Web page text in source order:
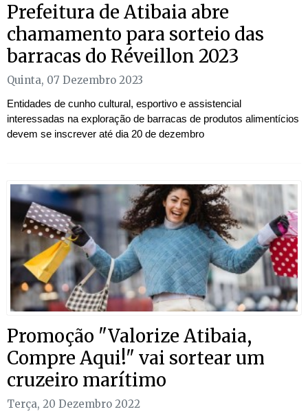
Prefeitura de Atibaia abre
chamamento para sorteio das
barracas do Réveillon 2023
Quinta, 07 Dezembro 2023
Entidades de cunho cultural, esportivo e assistencial
interessadas na exploração de barracas de produtos alimentícios
devem se inscrever até dia 20 de dezembro
Promoção "Valorize Atibaia,
Compre Aqui!" vai sortear um
cruzeiro marítimo
Terça, 20 Dezembro 2022